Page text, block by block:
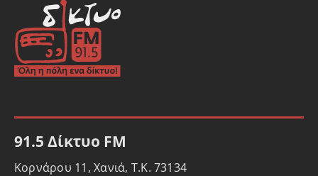
91.5 Δίκτυο FM
Κορνάρου 11, Χανιά, Τ.Κ. 73134